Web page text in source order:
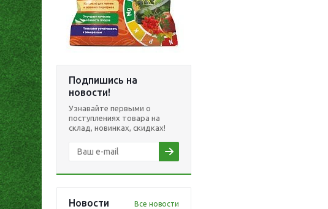
Подпишись на
новости!
Узнавайте первыми о
поступлениях товара на
склад, новинках, скидках!
Новости Все новости